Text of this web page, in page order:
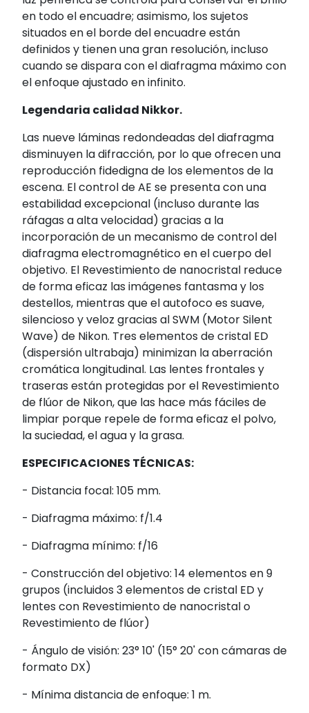
en todo el encuadre; asimismo, los sujetos
situados en el borde del encuadre están
definidos y tienen una gran resolución, incluso
cuando se dispara con el diafragma máximo con
el enfoque ajustado en infinito.
Legendaria calidad Nikkor.
Las nueve láminas redondeadas del diafragma
disminuyen la difracción, por lo que ofrecen una
reproducción fidedigna de los elementos de la
escena. El control de AE se presenta con una
estabilidad excepcional (incluso durante las
ráfagas a alta velocidad) gracias a la
incorporación de un mecanismo de control del
diafragma electromagnético en el cuerpo del
objetivo. El Revestimiento de nanocristal reduce
de forma eficaz las imágenes fantasma y los
destellos, mientras que el autofoco es suave,
silencioso y veloz gracias al SWM (Motor Silent
Wave) de Nikon. Tres elementos de cristal ED
(dispersión ultrabaja) minimizan la aberración
cromática longitudinal. Las lentes frontales y
traseras están protegidas por el Revestimiento
de flúor de Nikon, que las hace más fáciles de
limpiar porque repele de forma eficaz el polvo,
la suciedad, el agua y la grasa.
ESPECIFICACIONES TÉCNICAS:
- Distancia focal: 105 mm.
- Diafragma máximo: f/1.4
- Diafragma mínimo: f/16
- Construcción del objetivo: 14 elementos en 9
grupos (incluidos 3 elementos de cristal ED y
lentes con Revestimiento de nanocristal o
Revestimiento de flúor)
- Ángulo de visión: 23° 10' (15° 20' con cámaras de
formato DX)
- Mínima distancia de enfoque: 1 m.